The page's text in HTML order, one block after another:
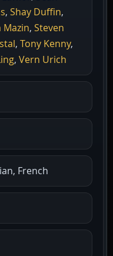
, Shay Duffin,
Mazin, Steven
, Tony Kenny,
, Vern Urich
French